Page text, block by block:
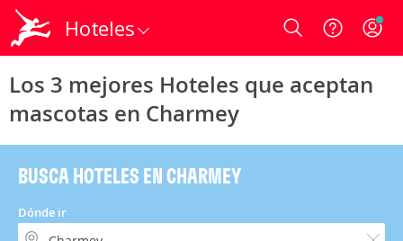
Hoteles Login
Los 3 mejores Hoteles que aceptan
mascotas en Charmey
BUSCA HOTELES EN CHARMEY
Dónde ir